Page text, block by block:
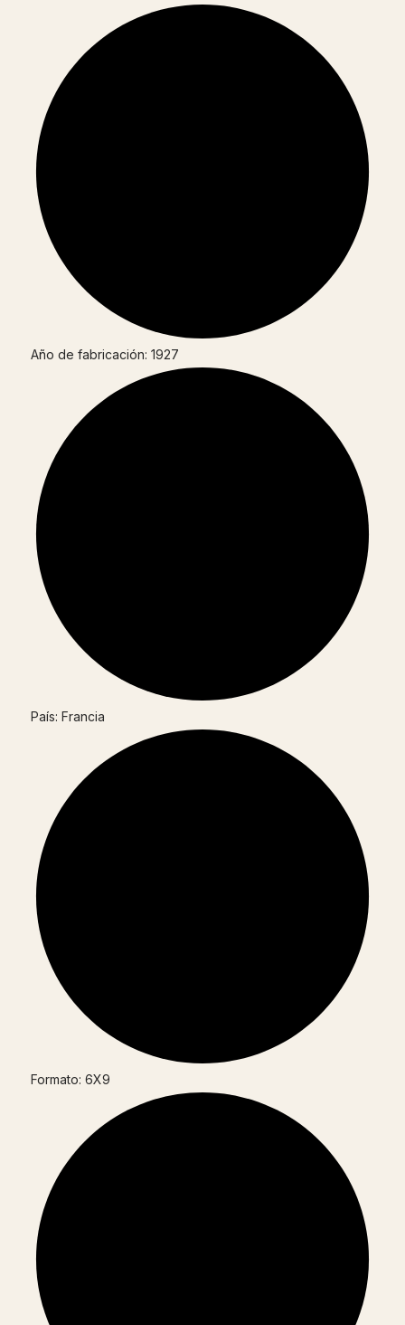
Año de fabricación: 1927
País: Francia
Formato: 6X9